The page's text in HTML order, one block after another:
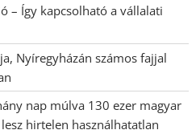
– Így kapcsolható a vállalati
Nyíregyházán számos fajjal
nap múlva 130 ezer magyar
hirtelen használhatatlan